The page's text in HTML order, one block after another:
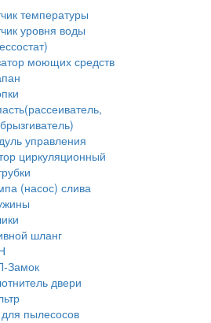
температуры
уровня воды
моющих средств
управления
циркуляционный
(насос) слива
шланг
Замок
двери
пылесосов